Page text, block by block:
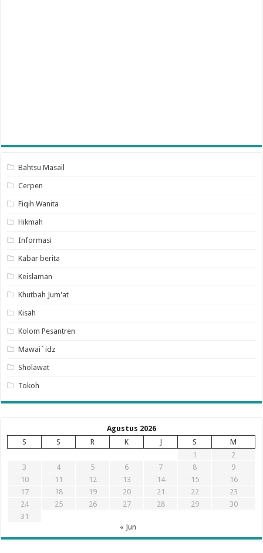
Bahtsu Masail
Cerpen
Fiqih Wanita
Hikmah
Informasi
Kabar berita
Keislaman
Khutbah Jum'at
Kisah
Kolom Pesantren
Mawai`idz
Sholawat
Tokoh
Agustus 2026
S
S R K J S
M
1
2
3
4 5 6 7 8
9
10
11 12 13 14 15
16
17
18 19 20 21 22
23
24
25 26 27 28 29
30
31
« Jun